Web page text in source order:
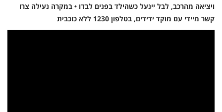
ויציאה מהרכב, לבל יינעל כשהילד בפנים לבדו • במקרה נעילה צרו
קשר מיידי עם מוקד ידידים, בטלפון 1230 ללא כוכבית